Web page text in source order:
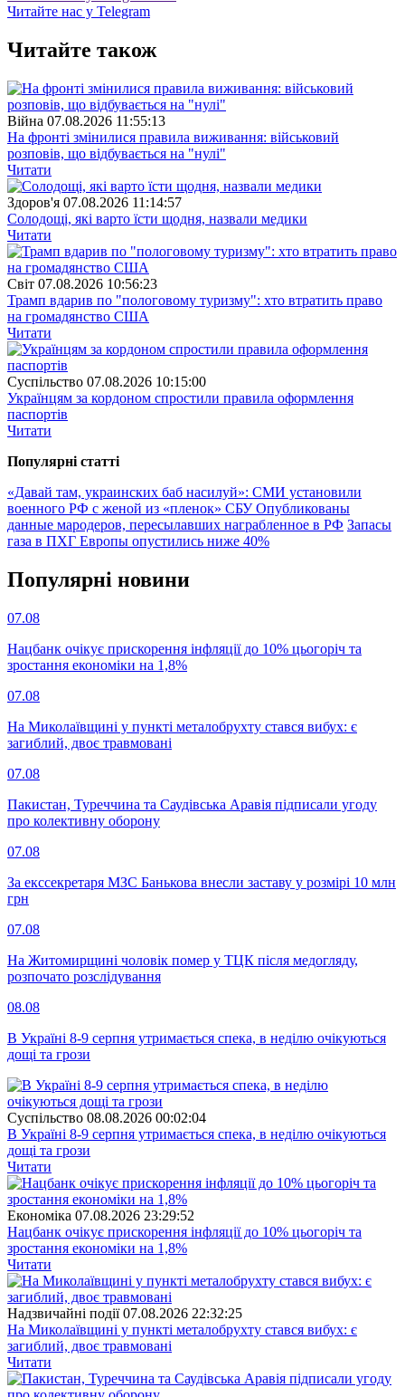
Читайте нас у Telegram
Читайте також
Війна 07.08.2026 11:55:13
На фронті змінилися правила виживання: військовий
розповів, що відбувається на "нулі"
Читати
Здоров'я 07.08.2026 11:14:57
Солодощі, які варто їсти щодня, назвали медики
Читати
Свiт 07.08.2026 10:56:23
Трамп вдарив по "пологовому туризму": хто втратить право
на громадянство США
Читати
Суспiльство 07.08.2026 10:15:00
Українцям за кордоном спростили правила оформлення
паспортів
Читати
Популярнi статтi
«Давай там, украинских баб насилуй»: СМИ установили
военного РФ с женой из «пленок» СБУОпубликованы
данные мародеров, пересылавших награбленное в РФ Запасы
газа в ПХГ Европы опустились ниже 40%
Популярнi новини
07.08
Нацбанк очікує прискорення інфляції до 10% цьогоріч та
зростання економіки на 1,8%
07.08
На Миколаївщині у пункті металобрухту стався вибух: є
загиблий, двоє травмовані
07.08
Пакистан, Туреччина та Саудівська Аравія підписали угоду
про колективну оборону
07.08
За екссекретаря МЗС Банькова внесли заставу у розмірі 10 млн
грн
07.08
На Житомирщині чоловік помер у ТЦК після медогляду,
розпочато розслідування
08.08
В Україні 8-9 серпня утримається спека, в неділю очікуються
дощі та грози
Суспiльство 08.08.2026 00:02:04
В Україні 8-9 серпня утримається спека, в неділю очікуються
дощі та грози
Читати
Економіка 07.08.2026 23:29:52
Нацбанк очікує прискорення інфляції до 10% цьогоріч та
зростання економіки на 1,8%
Читати
Надзвичайні події 07.08.2026 22:32:25
На Миколаївщині у пункті металобрухту стався вибух: є
загиблий, двоє травмовані
Читати